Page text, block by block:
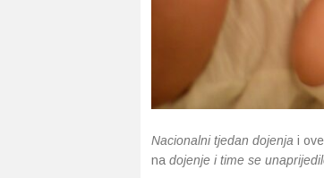
Nacionalni tjedan dojenja i
na dojenje i time se